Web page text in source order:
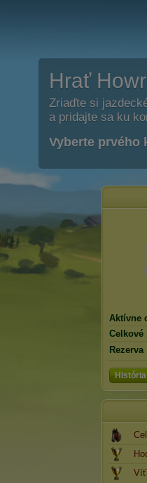
Hrať
Zriaďte si
a pridajte sa ku
Vyberte prvého
Aktívne
Celkové
Rezerva